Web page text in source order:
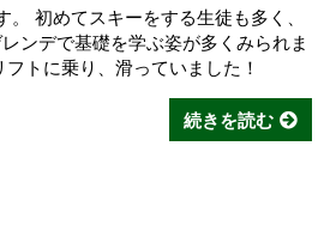
。 初めてスキーをする生徒も多く、
ンデで基礎を学ぶ姿が多くみられま
トに乗り、滑っていました！
続きを読む